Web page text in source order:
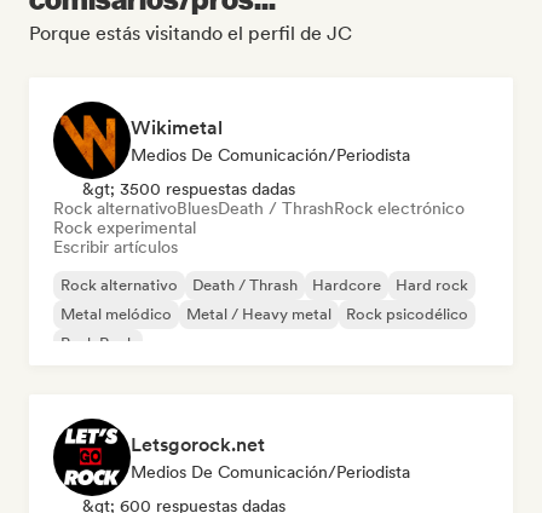
Porque estás visitando el perfil de JC
Wikimetal
Medios De Comunicación/Periodista
&gt; 3500 respuestas dadas
Rock alternativoBluesDeath / ThrashRock electrónico
Rock experimental
Escribir artículos
Rock alternativo Death / Thrash Hardcore
Hard rock
Metal melódico
Metal / Heavy metal
Rock psicodélico
Punk Rock
Letsgorock.net
Medios De Comunicación/Periodista
&gt; 600 respuestas dadas